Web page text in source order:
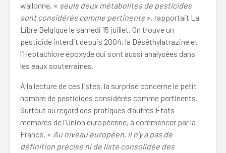
wallonne, « seuls deux métabolites de pesticides
sont considérés comme pertinents», rapportait La
Libre Belgique le samedi 15 juillet. On trouve un
pesticide interdit depuis 2004, la Déséthylatrazine et
l’Heptachlore époxyde qui sont aussi analysées dans
les eaux souterraines.
À la lecture de ces listes, la surprise concerne le petit
nombre de pesticides considérés comme pertinents.
Surtout au regard des pratiques d’autres États
membres de l’Union européenne, à commencer par la
France. « Au niveau européen, il n’y a pas de
définition précise ni de liste consolidée des